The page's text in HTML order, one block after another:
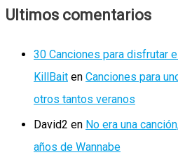
es
Elenita
Ultimos comentarios
30 Canciones para disfrutar
KillBait en Canciones para
otros tantos veranos
David2 en No era una
años de Wannabe